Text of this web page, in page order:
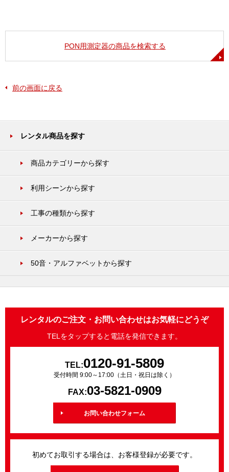
PON用測定器の商品を検索する
前の画面に戻る
レンタル商品を探す
商品カテゴリーから探す
利用シーンから探す
工事の種類から探す
メーカーから探す
50音・アルファベットから探す
レンタルのご注文・お問い合わせはお気軽にどうぞ
TELをタップすると電話を発信できます。
TEL:0120-91-5809
受付時間 9:00～17:00（土日・祝日は除く）
FAX:03-5821-0909
お問い合わせフォーム
初めてお取引する場合は、お客様登録が必要です。